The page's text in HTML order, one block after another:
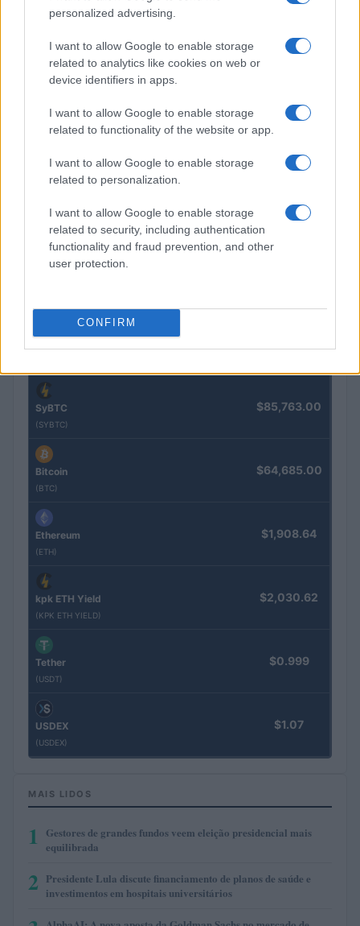
personalized advertising.
I want to allow Google to enable storage
related to analytics like cookies on web or
device identifiers in apps.
I want to allow Google to enable storage
related to functionality of the website or app.
I want to allow Google to enable storage
related to personalization.
I want to allow Google to enable storage
related to security, including authentication
functionality and fraud prevention, and other
user protection.
CONFIRM
COTAÇÕES CRYPTO
Preço
(KBTC)
$83,270.00
Eureka Bridged PAX Gold (Terra
(PAXG)
$4,205.78
SyBTC
(SYBTC)
$85,763.00
Bitcoin
(BTC)
$64,685.00
Ethereum
(ETH)
$1,908.64
kpk ETH Yield
(KPK ETH YIELD)
$2,030.62
Tether
(USDT)
$0.999
USDEX
(USDEX)
$1.07
MAIS LIDOS
1
Gestores de grandes fundos veem eleição presidencial mais
equilibrada
2 Presidente Lula discute financiamento de planos de saúde e
investimentos em hospitais universitários